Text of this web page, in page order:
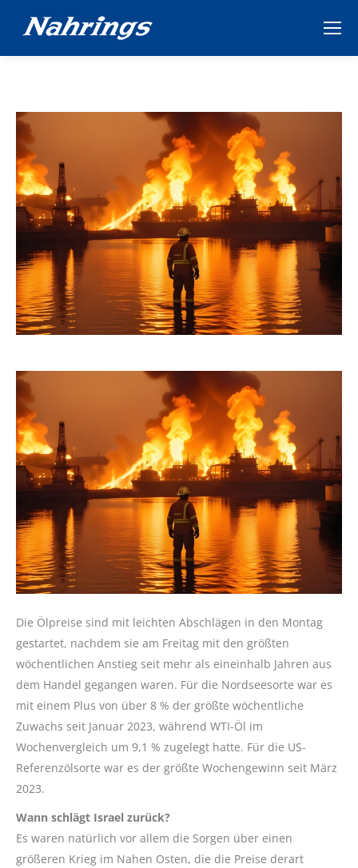
Die Ölpreise sind mit leichten Abschlägen in den Montag
gestartet, nachdem sie am Freitag mit den größten
wöchentlichen Anstieg seit mehr als eineinhalb Jahren aus
dem Handel gegangen waren. Für die Nordseesorte war es
mit einem Plus von über 8 % der größte wöchentliche
Zuwachs seit Januar 2023, während WTI-Öl im
Wochenvergleich um 9,1 % zugelegt hatte. Für die US-
Referenzölsorte war es der größte Wochengewinn seit März
2023.
Wann schlägt Israel zurück?
Es waren natürlich vor allem die Sorgen über einen
größeren Krieg im Nahen Osten, die die Preise derart